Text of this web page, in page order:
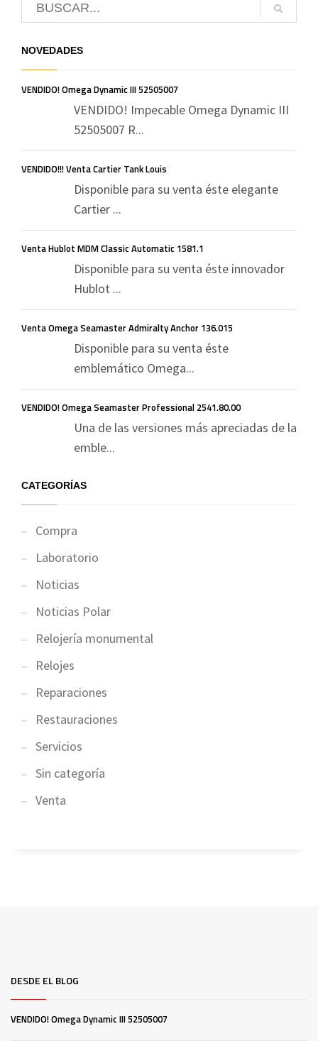
NOVEDADES
VENDIDO! Omega Dynamic III 52505007
VENDIDO! Impecable Omega Dynamic III
52505007 R...
VENDIDO!!! Venta Cartier Tank Louis
Disponible para su venta éste elegante
Cartier ...
Venta Hublot MDM Classic Automatic 1581.1
Disponible para su venta éste innovador
Hublot ...
Venta Omega Seamaster Admiralty Anchor 136.015
Disponible para su venta éste
emblemático Omega...
VENDIDO! Omega Seamaster Professional 2541.80.00
Una de las versiones más apreciadas de la
emble...
CATEGORÍAS
Compra
Laboratorio
Noticias
Noticias Polar
Relojería monumental
Relojes
Reparaciones
Restauraciones
Servicios
Sin categoría
Venta
DESDE EL BLOG
VENDIDO! Omega Dynamic III 52505007